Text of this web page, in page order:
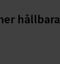
hållbara